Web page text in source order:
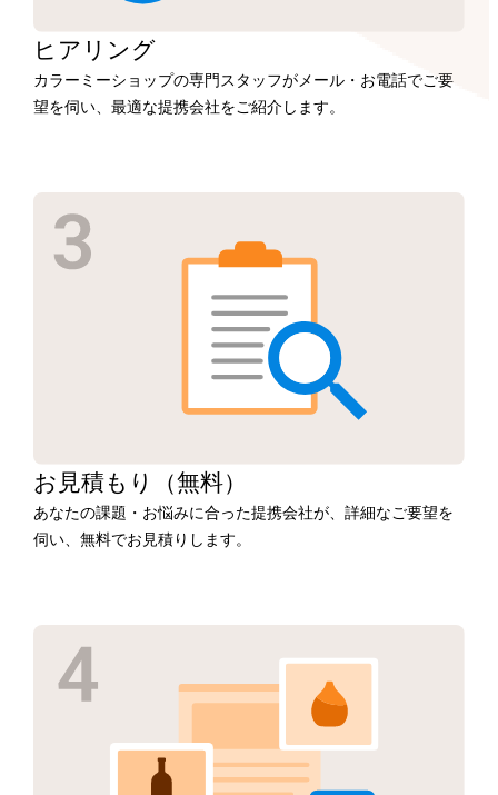
ヒアリング
カラーミーショップの専門スタッフがメール・お電話でご要
望を伺い、最適な提携会社をご紹介します。
お見積もり （無料）
あなたの課題・お悩みに合った提携会社が、詳細なご要望を
伺い、無料でお見積りします。